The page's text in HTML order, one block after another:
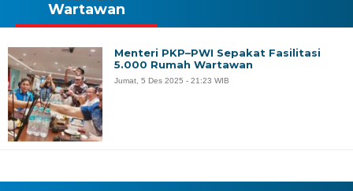
Wartawan
Menteri PKP–PWI Sepakat Fasilitasi
5.000 Rumah Wartawan
Jumat, 5 Des 2025 - 21:23 WIB